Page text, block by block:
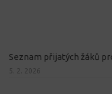
Seznam přijatých žáků
5. 2. 2026